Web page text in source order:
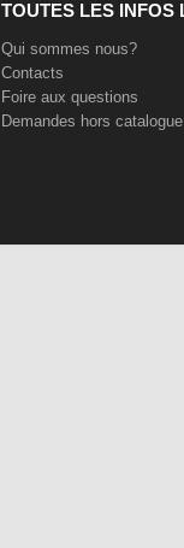
TOUTES LES INFOS
Qui sommes nous?
Contacts
Foire aux questions
Demandes hors catalogue